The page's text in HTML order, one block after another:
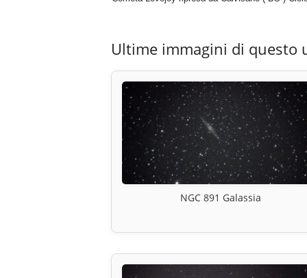
Ultime immagini di questo
NGC 891 Galassia